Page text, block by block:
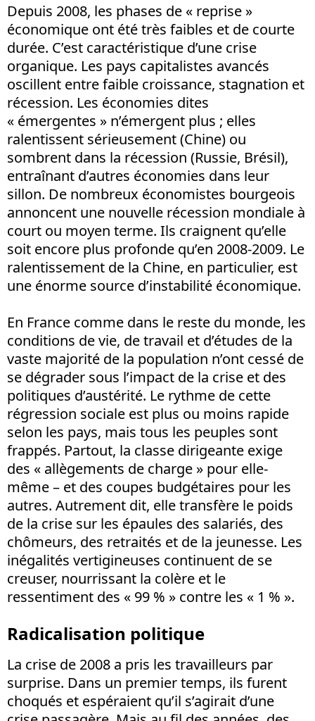
Depuis 2008, les phases de « reprise »
économique ont été très faibles et de courte
durée. C’est caractéristique d’une crise
organique. Les pays capitalistes avancés
oscillent entre faible croissance, stagnation et
récession. Les économies dites
« émergentes » n’émergent plus ; elles
ralentissent sérieusement (Chine) ou
sombrent dans la récession (Russie, Brésil),
entraînant d’autres économies dans leur
sillon. De nombreux économistes bourgeois
annoncent une nouvelle récession mondiale à
court ou moyen terme. Ils craignent qu’elle
soit encore plus profonde qu’en 2008-2009. Le
ralentissement de la Chine, en particulier, est
une énorme source d’instabilité économique.
En France comme dans le reste du monde, les
conditions de vie, de travail et d’études de la
vaste majorité de la population n’ont cessé de
se dégrader sous l’impact de la crise et des
politiques d’austérité. Le rythme de cette
régression sociale est plus ou moins rapide
selon les pays, mais tous les peuples sont
frappés. Partout, la classe dirigeante exige
des « allègements de charge » pour elle-
même – et des coupes budgétaires pour les
autres. Autrement dit, elle transfère le poids
de la crise sur les épaules des salariés, des
chômeurs, des retraités et de la jeunesse. Les
inégalités vertigineuses continuent de se
creuser, nourrissant la colère et le
ressentiment des « 99 % » contre les « 1 % ».
Radicalisation politique
La crise de 2008 a pris les travailleurs par
surprise. Dans un premier temps, ils furent
choqués et espéraient qu’il s’agirait d’une